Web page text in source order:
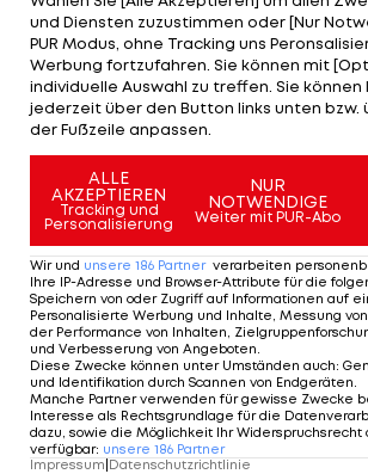
der Minsker spielt im linken
der vergangenen Saison in der
in zehn Spielen auf 63 Tore.
Doch auch die Fivers müssen sich
Personalie auf dieser Position nicht
Ziura im Mittelpunkt
Mit Roman Kirvelivicius steht
„Handballer des Jahres“ der
Wiener auf dem Parkett. Neben
durch seine Wurfhärte und
steht vor allem Vytas Ziura im
Nach dem Abgang von Ibish Thaqi
und Diensten zuzustimmen oder [Nur
PUR Modus, ohne Tracking uns
Werbung fortzufahren. Sie können mit
individuelle Auswahl zu treffen. Sie können
jederzeit über den Button links unten bzw.
der Fußzeile anpassen.
ALLE
AKZEPTIEREN
Tracking und
Personalisierung
NUR
NOTWENDIGE
Weiter mit PUR-Abo
Wir und unsere 186 Partner verarbeiten
Ihre IP-Adresse und Browser-Attribute für die
Speichern von oder Zugriff auf Informationen auf
Personalisierte Werbung und Inhalte, Messung
der Performance von Inhalten,
und Verbesserung von Angeboten.
Diese Zwecke können unter Umständen auch:
und Identifikation durch Scannen von Endgeräten.
Manche Partner verwenden für gewisse Zwecke
Interesse als Rechtsgrundlage für die
dazu, sowie die Möglichkeit Ihr Widerspruchsrecht
verfügbar: unsere 186 Partner
Impressum Datenschutzrichtlinie